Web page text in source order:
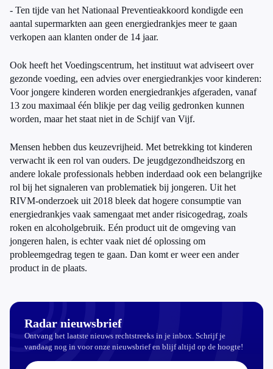
- Ten tijde van het Nationaal Preventieakkoord kondigde een
aantal supermarkten aan geen energiedrankjes meer te gaan
verkopen aan klanten onder de 14 jaar.
Ook heeft het Voedingscentrum, het instituut wat adviseert over
gezonde voeding, een advies over energiedrankjes voor kinderen:
Voor jongere kinderen worden energiedrankjes afgeraden, vanaf
13 zou maximaal één blikje per dag veilig gedronken kunnen
worden, maar het staat niet in de Schijf van Vijf.
Mensen hebben dus keuzevrijheid. Met betrekking tot kinderen
verwacht ik een rol van ouders. De jeugdgezondheidszorg en
andere lokale professionals hebben inderdaad ook een belangrijke
rol bij het signaleren van problematiek bij jongeren. Uit het
RIVM-onderzoek uit 2018 bleek dat hogere consumptie van
energiedrankjes vaak samengaat met ander risicogedrag, zoals
roken en alcoholgebruik. Eén product uit de omgeving van
jongeren halen, is echter vaak niet dé oplossing om
probleemgedrag tegen te gaan. Dan komt er weer een ander
product in de plaats.
Radar nieuwsbrief
Ontvang het laatste nieuws rechtstreeks in je inbox. Schrijf je
vandaag nog in voor onze nieuwsbrief en blijf altijd op de hoogte!
E-mailadres: